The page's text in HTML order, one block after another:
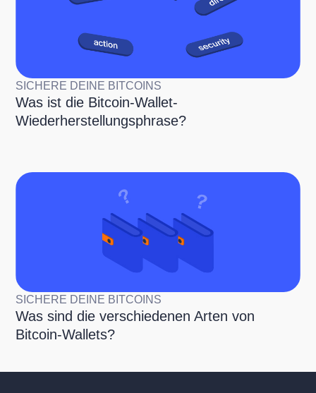
SICHERE DEINE BITCOINS
Was ist die Bitcoin-Wallet-
Wiederherstellungsphrase?
SICHERE DEINE BITCOINS
Was sind die verschiedenen Arten von
Bitcoin-Wallets?